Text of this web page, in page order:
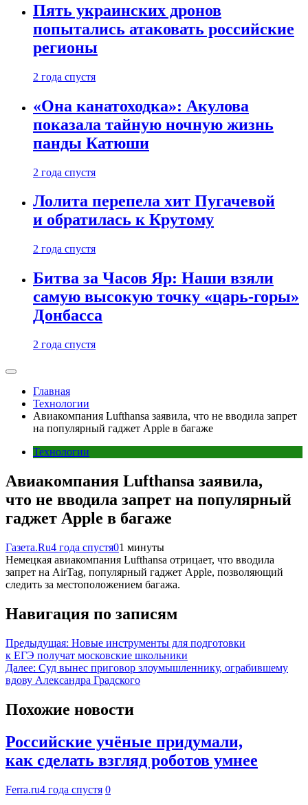
Пять украинских дронов
попытались атаковать российские
регионы
2 года спустя
«Она канатоходка»: Акулова
показала тайную ночную жизнь
панды Катюши
2 года спустя
Лолита перепела хит Пугачевой
и обратилась к Крутому
2 года спустя
Битва за Часов Яр: Наши взяли
самую высокую точку «царь-горы»
Донбасса
2 года спустя
Главная
Технологии
Авиакомпания Lufthansa заявила, что не вводила запрет
на популярный гаджет Apple в багаже
Технологии
Авиакомпания Lufthansa заявила,
что не вводила запрет на популярный
гаджет Apple в багаже
Газета.Ru4 года спустя01 минуты
Немецкая авиакомпания Lufthansa отрицает, что вводила
запрет на AirTag, популярный гаджет Apple, позволяющий
следить за местоположением багажа.
Навигация по записям
Предыдущая: Новые инструменты для подготовки
к ЕГЭ получат московские школьники
Далее: Суд вынес приговор злоумышленнику, ограбившему
вдову Александра Градского
Похожие новости
Российские учёные придумали,
как сделать взгляд роботов умнее
Ferra.ru4 года спустя 0